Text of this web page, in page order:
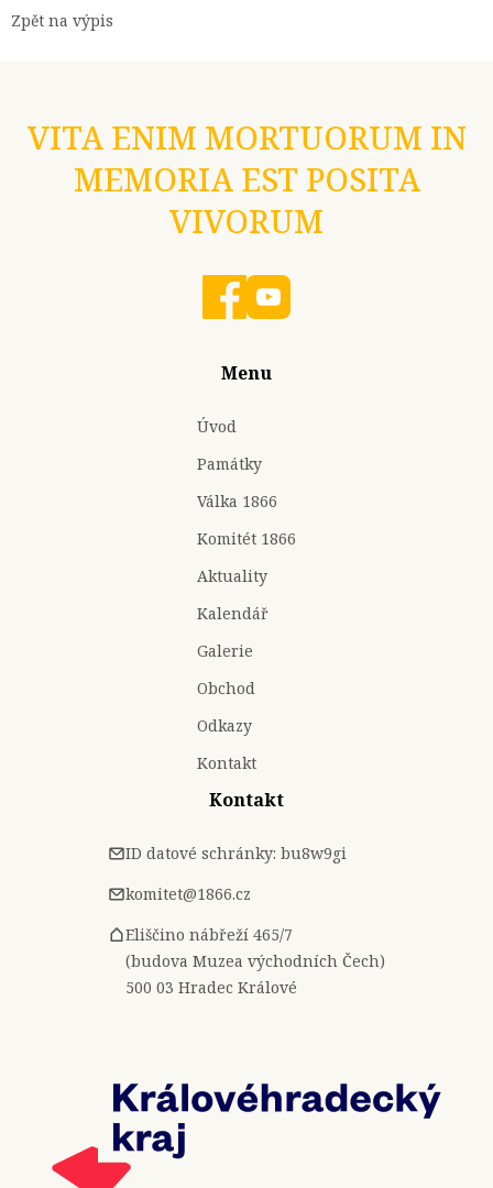
Zpět na výpis
VITA ENIM MORTUORUM IN
MEMORIA EST POSITA
VIVORUM
Menu
Úvod
Památky
Válka 1866
Komitét 1866
Aktuality
Kalendář
Galerie
Obchod
Odkazy
Kontakt
Kontakt
ID datové schránky: bu8w9gi
komitet@1866.cz
Eliščino nábřeží 465/7
(budova Muzea východních Čech)
500 03 Hradec Králové